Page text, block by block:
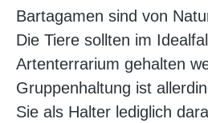
Bartagamen sind von
Die Tiere sollten im
Artenterrarium gehalten
Gruppenhaltung ist
Sie als Halter lediglich